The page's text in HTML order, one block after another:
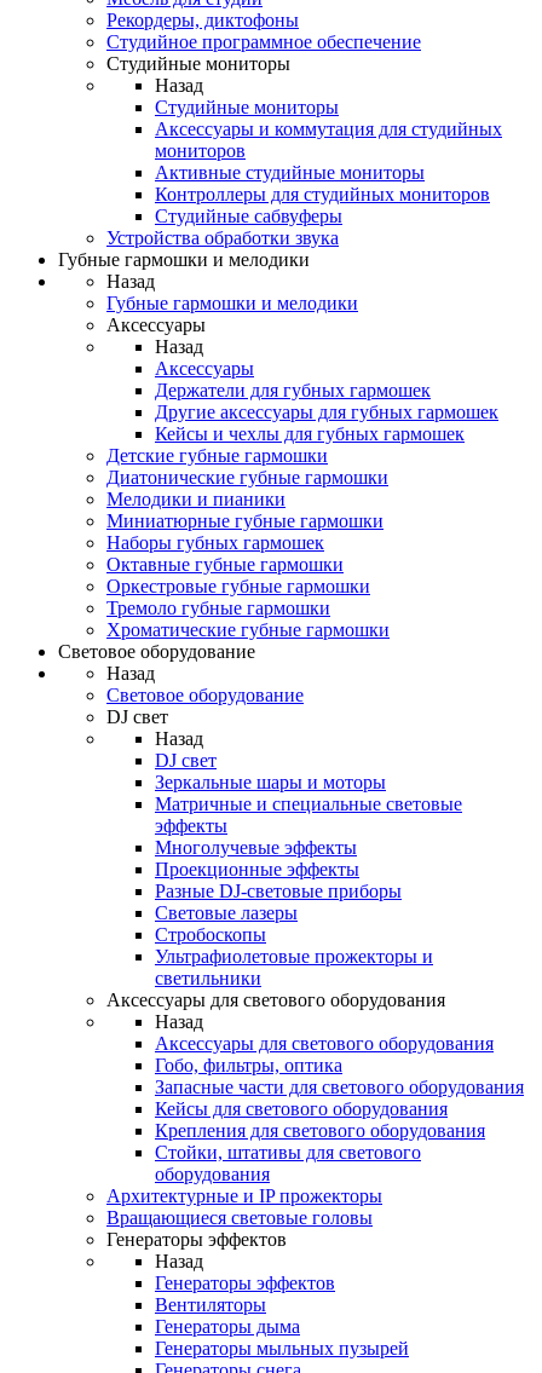
Рекордеры, диктофоны
Студийное программное обеспечение
Студийные мониторы
Назад
Студийные мониторы
Аксессуары и коммутация для студийных
мониторов
Активные студийные мониторы
Контроллеры для студийных мониторов
Студийные сабвуферы
Устройства обработки звука
Губные гармошки и мелодики
Назад
Губные гармошки и мелодики
Аксессуары
Назад
Аксессуары
Держатели для губных гармошек
Другие аксессуары для губных гармошек
Кейсы и чехлы для губных гармошек
Детские губные гармошки
Диатонические губные гармошки
Мелодики и пианики
Миниатюрные губные гармошки
Наборы губных гармошек
Октавные губные гармошки
Оркестровые губные гармошки
Тремоло губные гармошки
Хроматические губные гармошки
Световое оборудование
Назад
Световое оборудование
DJ свет
Назад
DJ свет
Зеркальные шары и моторы
Матричные и специальные световые
эффекты
Многолучевые эффекты
Проекционные эффекты
Разные DJ-световые приборы
Световые лазеры
Стробоскопы
Ультрафиолетовые прожекторы и
светильники
Аксессуары для светового оборудования
Назад
Аксессуары для светового оборудования
Гобо, фильтры, оптика
Запасные части для светового оборудования
Кейсы для светового оборудования
Крепления для светового оборудования
Стойки, штативы для светового
оборудования
Архитектурные и IP прожекторы
Вращающиеся световые головы
Генераторы эффектов
Назад
Генераторы эффектов
Вентиляторы
Генераторы дыма
Генераторы мыльных пузырей